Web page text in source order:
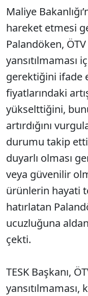
Maliye
hareket etmesi
Palandöken,
yansıtılmaması
gerektiğini ifade
fiyatlarındaki
yükselttiğini,
artırdığını
durumu takip
duyarlı olması
veya güvenilir
ürünlerin hayati
hatırlatan
ucuzluğuna
çekti.
TESK Başkanı,
yansıtılmaması,